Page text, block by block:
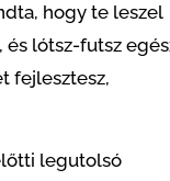
hogy te leszel
és lótsz-futsz
fejlesztesz,
legutolsó